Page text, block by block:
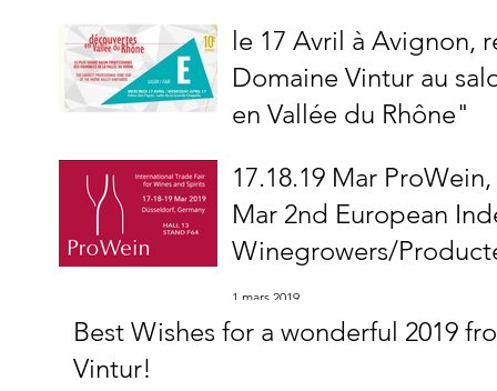
le 17 Avril à Avignon,
Domaine Vintur au
en Vallée du Rhône"
17.18.19 Mar
Mar 2nd European
Winegrowers/
1 mars 2019
Best Wishes for a wonderful 2019
Vintur!